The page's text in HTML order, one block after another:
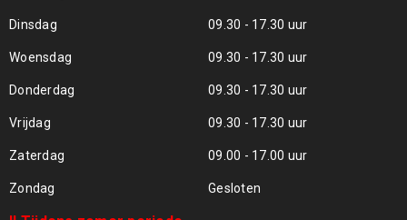
Dinsdag 09.30 - 17.30 uur
Woensdag 09.30 - 17.30 uur
Donderdag 09.30 - 17.30 uur
Vrijdag 09.30 - 17.30 uur
Zaterdag 09.00 - 17.00 uur
Zondag Gesloten